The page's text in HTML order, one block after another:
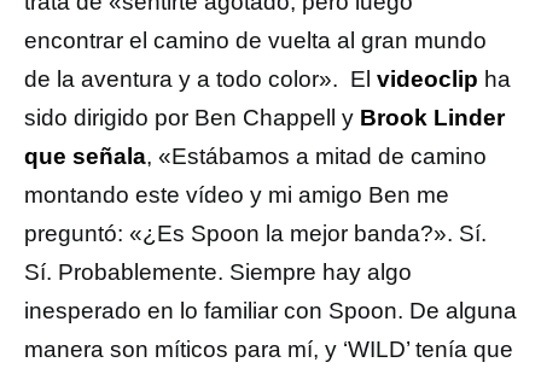
encontrar el camino de vuelta al gran mundo
de la aventura y a todo color». El videoclip ha
sido dirigido por Ben Chappell y Brook Linder
que señala, «Estábamos a mitad de camino
montando este vídeo y mi amigo Ben me
preguntó: «¿Es Spoon la mejor banda?». Sí.
Sí. Probablemente. Siempre hay algo
inesperado en lo familiar con Spoon. De alguna
manera son míticos para mí, y ‘WILD’ tenía que